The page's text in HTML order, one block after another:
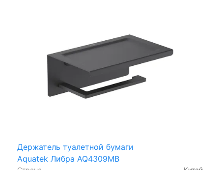
Держатель туалетной бумаги
Aquatek Либра AQ4309MB